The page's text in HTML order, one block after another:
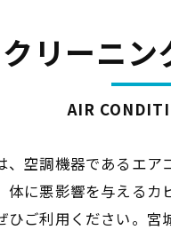
リーニ
AIR
空調機器であるエ
に悪影響を与える
ご利用ください。